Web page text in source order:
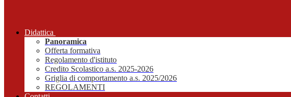
Didattica
Panoramica
Offerta formativa
Regolamento d'istituto
Credito Scolastico a.s. 2025-2026
Griglia di comportamento a.s. 2025/2026
REGOLAMENTI